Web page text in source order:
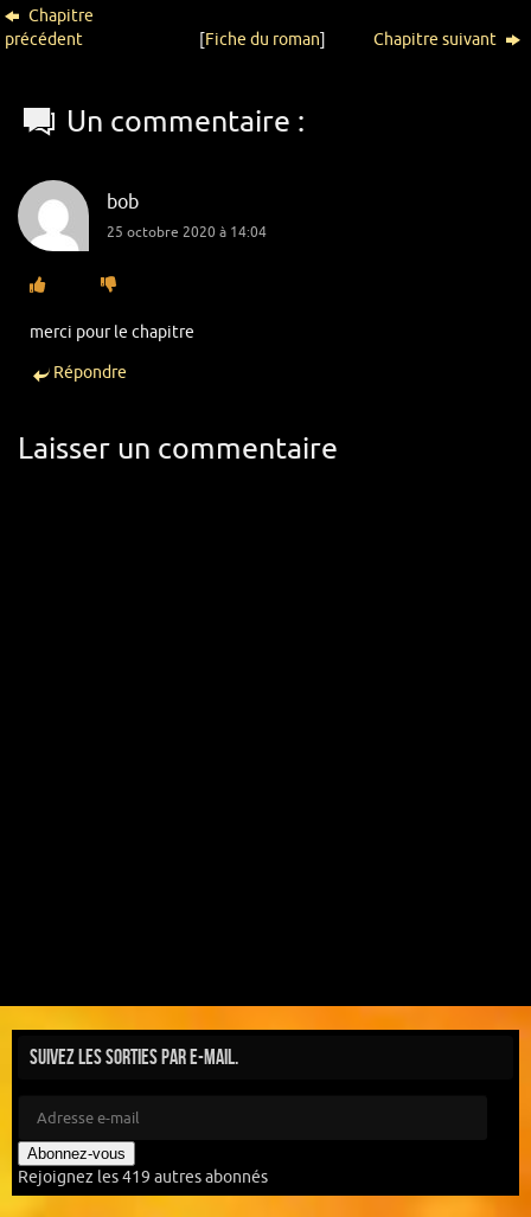
Chapitre
précédent
[Fiche du roman] Chapitre suivant
Un commentaire :
bob
25 octobre 2020 à 14:04
merci pour le chapitre
Répondre
Laisser un commentaire
Suivez les sorties par e-mail.
Abonnez-vous
Rejoignez les 419 autres abonnés